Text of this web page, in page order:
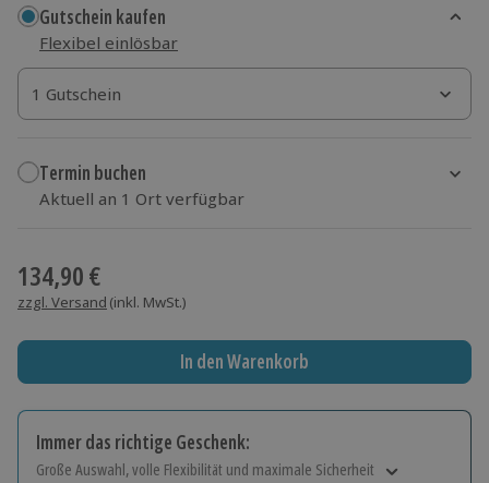
Gutschein kaufen
Flexibel einlösbar
1 Gutschein
1 Gutschein
1 Gutschein
Termin buchen
Aktuell an 1 Ort verfügbar
134,90 €
zzgl. Versand (inkl. MwSt.)
In den Warenkorb
Immer das richtige Geschenk:
Große Auswahl, volle Flexibilität und maximale Sicherheit